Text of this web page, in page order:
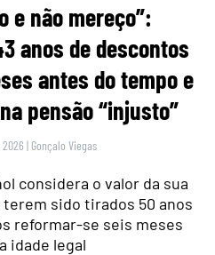
e não mereço”:
anos de descontos
antes do tempo e
pensão “injusto”
2026 | Gonçalo Viegas
considera o valor da sua
sido tirados 50 anos
reformar-se seis meses
idade legal